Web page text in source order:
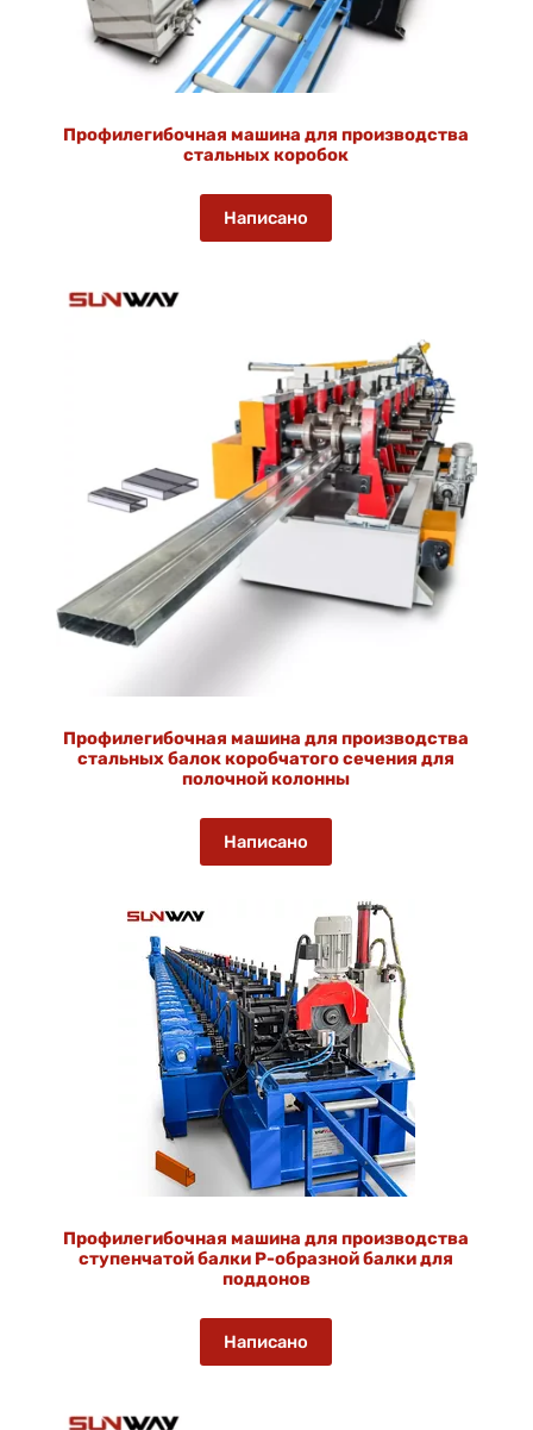
Профилегибочная машина для производства
стальных коробок
Написано
Профилегибочная машина для производства
стальных балок коробчатого сечения для
полочной колонны
Написано
Профилегибочная машина для производства
ступенчатой балки P-образной балки для
поддонов
Написано